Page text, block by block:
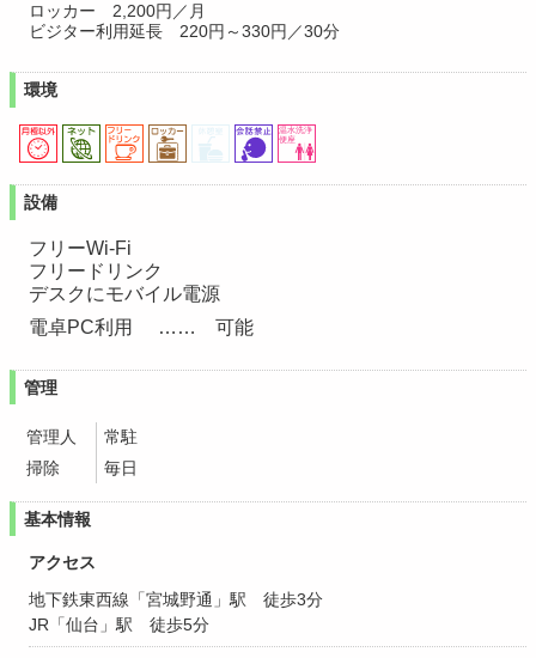
ロッカー
2,200円／月
ビジター利用延長
220円～330円／30分
環境
設備
フリーWi-Fi
フリードリンク
デスクにモバイル電源
電卓PC利用
可能
管理
管理人
常駐
掃除
毎日
基本情報
アクセス
地下鉄東西線「宮城野通」駅 徒歩3分
JR「仙台」駅 徒歩5分